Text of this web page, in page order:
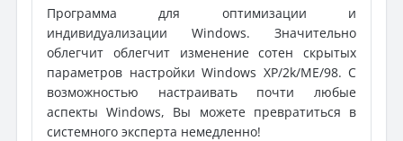
Программа для оптимизации и
индивидуализации Windows. Значительно
облегчит облегчит изменение сотен скрытых
параметров настройки Windows XP/2k/ME/98. С
возможностью настраивать почти любые
аспекты Windows, Вы можете превратиться в
системного эксперта немедленно!